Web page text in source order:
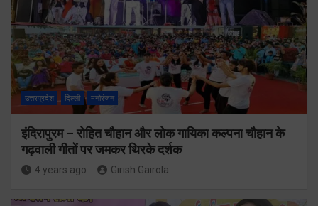
उत्तरप्रदेश दिल्ली मनोरंजन
इंदिरापुरम – रोहित चौहान और लोक गायिका कल्पना चौहान के
गढ़वाली गीतों पर जमकर थिरके दर्शक
4 years ago Girish Gairola